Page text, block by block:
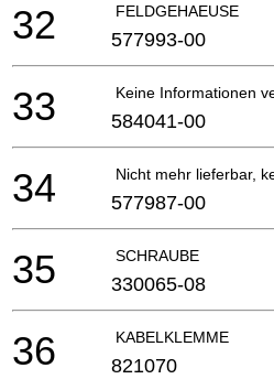
FELDGEHAEUSE
32 577993-00
Keine Informationen
33 584041-00
Nicht mehr lieferbar,
34 577987-00
SCHRAUBE
35 330065-08
KABELKLEMME
36 821070